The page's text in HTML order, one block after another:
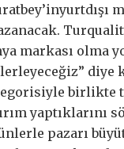
markası olma
diye
birlikte
yaptıklarını
pazarı